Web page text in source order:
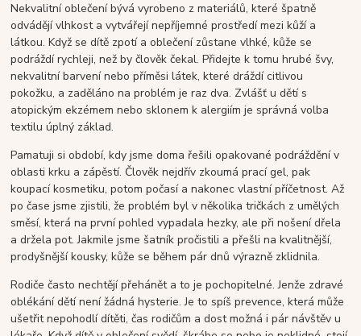
Nekvalitní oblečení bývá vyrobeno z materiálů, které špatně
odvádějí vlhkost a vytvářejí nepříjemné prostředí mezi kůží a
látkou. Když se dítě zpotí a oblečení zůstane vlhké, kůže se
podráždí rychleji, než by člověk čekal. Přidejte k tomu hrubé švy,
nekvalitní barvení nebo příměsi látek, které dráždí citlivou
pokožku, a zaděláno na problém je raz dva. Zvlášť u dětí s
atopickým ekzémem nebo sklonem k alergiím je správná volba
textilu úplný základ.
Pamatuji si období, kdy jsme doma řešili opakované podráždění v
oblasti krku a zápěstí. Člověk nejdřív zkoumá prací gel, pak
koupací kosmetiku, potom počasí a nakonec vlastní příčetnost. Až
po čase jsme zjistili, že problém byl v několika tričkách z umělých
směsí, která na první pohled vypadala hezky, ale při nošení dřela
a držela pot. Jakmile jsme šatník pročistili a přešli na kvalitnější,
prodyšnější kousky, kůže se během pár dnů výrazně zklidnila.
Rodiče často nechtějí přehánět a to je pochopitelné. Jenže zdravé
oblékání dětí není žádná hysterie. Je to spíš prevence, která může
ušetřit nepohodlí dítěti, čas rodičům a dost možná i pár návštěv u